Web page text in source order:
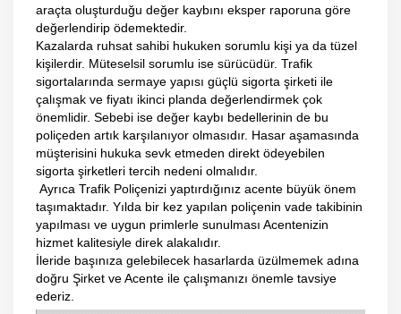
araçta oluşturduğu değer kaybını eksper raporuna göre
değerlendirip ödemektedir.
Kazalarda ruhsat sahibi hukuken sorumlu kişi ya da tüzel
kişilerdir. Müteselsil sorumlu ise sürücüdür. Trafik
sigortalarında sermaye yapısı güçlü sigorta şirketi ile
çalışmak ve fiyatı ikinci planda değerlendirmek çok
önemlidir. Sebebi ise değer kaybı bedellerinin de bu
poliçeden artık karşılanıyor olmasıdır. Hasar aşamasında
müşterisini hukuka sevk etmeden direkt ödeyebilen
sigorta şirketleri tercih nedeni olmalıdır.
Ayrıca Trafik Poliçenizi yaptırdığınız acente büyük önem
taşımaktadır. Yılda bir kez yapılan poliçenin vade takibinin
yapılması ve uygun primlerle sunulması Acentenizin
hizmet kalitesiyle direk alakalıdır.
İleride başınıza gelebilecek hasarlarda üzülmemek adına
doğru Şirket ve Acente ile çalışmanızı önemle tavsiye
ederiz.